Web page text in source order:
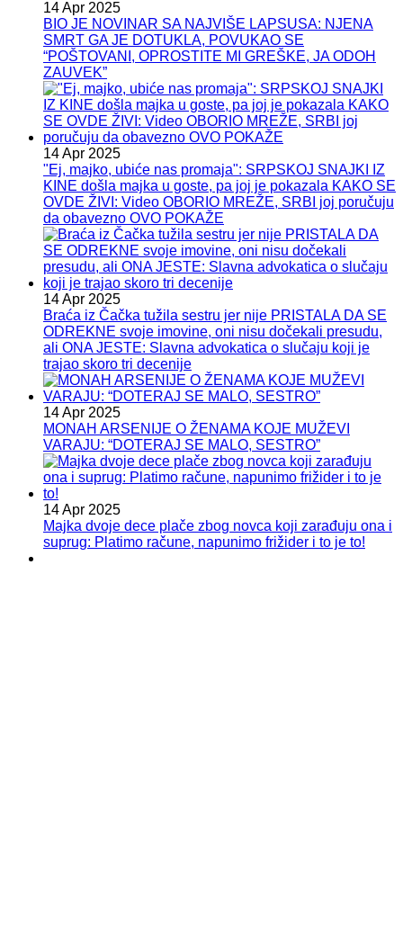
14 Apr 2025
BIO JE NOVINAR SA NAJVIŠE LAPSUSA: NJENA
SMRT GA JE DOTUKLA, POVUKAO SE
“POŠTOVANI, OPROSTITE MI GREŠKE, JA ODOH
ZAUVEK”
14 Apr 2025
"Ej, majko, ubiće nas promaja": SRPSKOJ SNAJKI IZ
KINE došla majka u goste, pa joj je pokazala KAKO SE
OVDE ŽIVI: Video OBORIO MREŽE, SRBI joj poručuju
da obavezno OVO POKAŽE
14 Apr 2025
Braća iz Čačka tužila sestru jer nije PRISTALA DA SE
ODREKNE svoje imovine, oni nisu dočekali presudu,
ali ONA JESTE: Slavna advokatica o slučaju koji je
trajao skoro tri decenije
14 Apr 2025
MONAH ARSENIJE O ŽENAMA KOJE MUŽEVI
VARAJU: “DOTERAJ SE MALO, SESTRO”
14 Apr 2025
Majka dvoje dece plače zbog novca koji zarađuju ona i
suprug: Platimo račune, napunimo frižider i to je to!